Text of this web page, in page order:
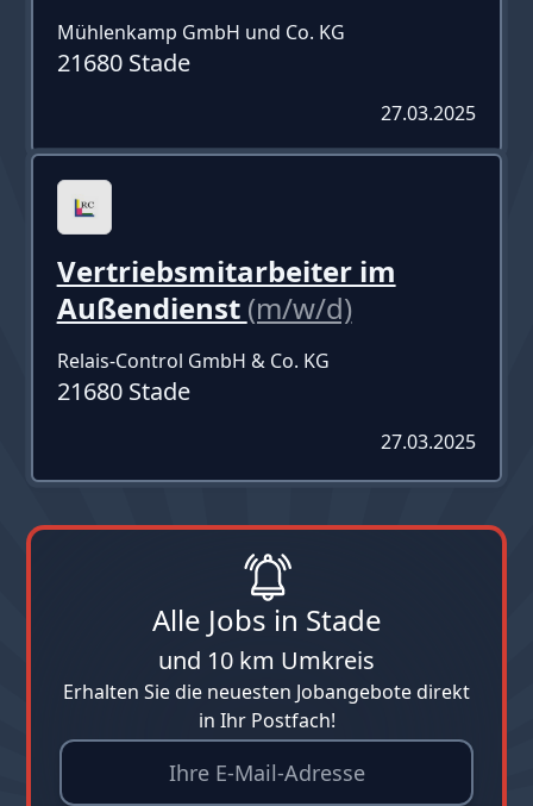
Mühlenkamp GmbH und Co. KG
21680 Stade
27.03.2025
Vertriebsmitarbeiter im
Außendienst (m/w/d)
Relais-Control GmbH & Co. KG
21680 Stade
27.03.2025
Alle Jobs in Stade
und 10 km Umkreis
Erhalten Sie die neuesten Jobangebote direkt
in Ihr Postfach!